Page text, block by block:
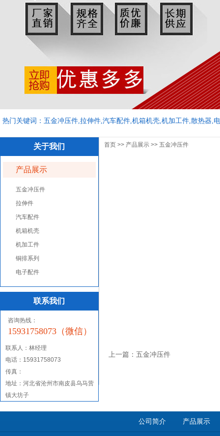
热门关键词：五金冲压件,拉伸件,汽车配件,机箱机壳,机加工件,散热器,
关于我们
产品展示
五金冲压件
拉伸件
汽车配件
机箱机壳
机加工件
铜排系列
电子配件
联系我们
咨询热线：
15931758073（微信）
联系人： 林经理
电话：15931758073
传真：
地址：河北省沧州市南皮县乌马营
镇大坊子
首页 >> 产品展示 >> 五金冲压件
上一篇： 五金冲压件
公司简介 产品展示